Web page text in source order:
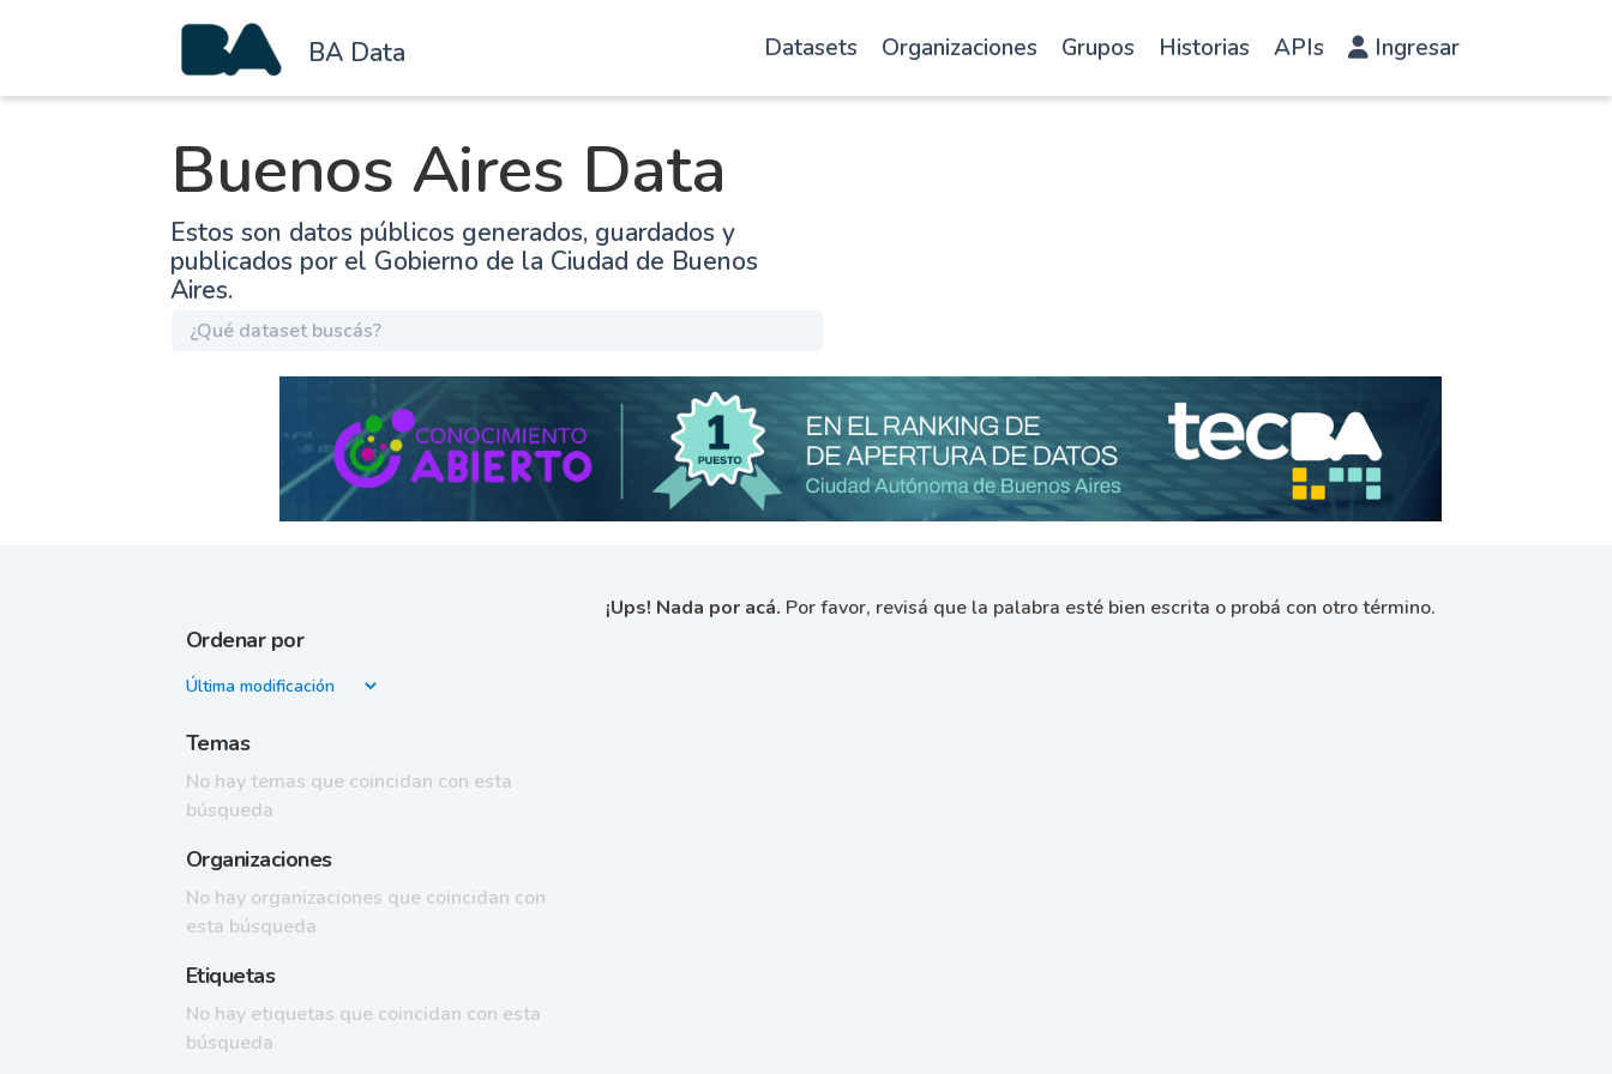
BA Data Datasets Organizaciones Grupos Historias APIs Ingresar
Buenos Aires Data
Estos son datos públicos generados, guardados y
publicados por el Gobierno de la Ciudad de Buenos
Aires.
Ordenar por
Temas
No hay temas que coincidan con esta
búsqueda
Organizaciones
No hay organizaciones que coincidan con
esta búsqueda
Etiquetas
No hay etiquetas que coincidan con esta
búsqueda
¡Ups! Nada por acá. Por favor, revisá que la palabra esté bien escrita o probá con otro término.